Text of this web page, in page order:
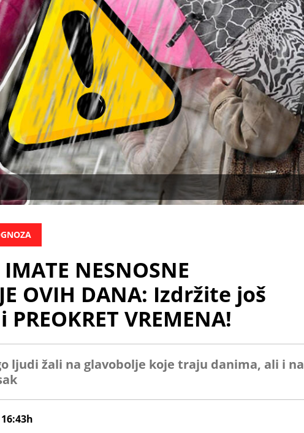
IMATE NESNOSNE
OVIH DANA: Izdržite još
VREMENA!
ljudi žali na glavobolje koje traju danima, ali i na